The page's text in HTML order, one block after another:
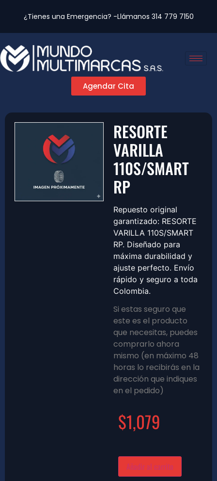
¿Tienes una Emergencia? -Llámanos 314 779 7150
Agendar Cita
RESORTE
VARILLA
110S/SMART
RP
Repuesto original
garantizado: RESORTE
VARILLA 110S/SMART
RP. Diseñado para
máxima durabilidad y
ajuste perfecto. Envío
rápido y seguro a toda
Colombia.
Si estas seguro que
este es el producto
que necesitas, puedes
comprarlo ahora
mismo (en máximo 48
horas lo recibirás en la
dirección que indiques
en el pedido)
$1,079
Añadir al carrito